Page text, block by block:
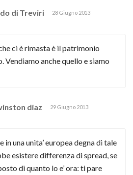
di Treviri 28 Giugno 2013
ci è rimasta è il patrimonio
Vendiamo anche quello e siamo
diaz 29 Giugno 2013
in una unita’ europea degna di tale
esistere differenza di spread, se
di quanto lo e’ ora: ti pare